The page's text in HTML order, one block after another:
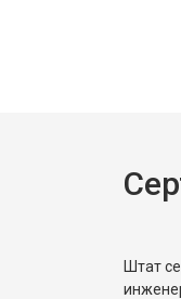
Штат